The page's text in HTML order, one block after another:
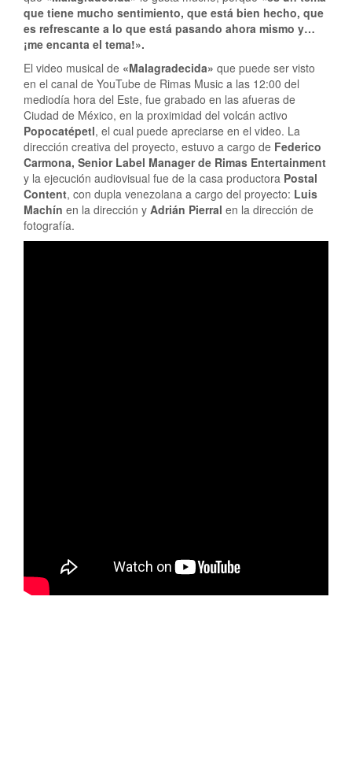
que tiene mucho sentimiento, que está bien hecho, que
es refrescante a lo que está pasando ahora mismo y…
¡me encanta el tema!».
El video musical de «Malagradecida» que puede ser visto
en el canal de YouTube de Rimas Music a las 12:00 del
mediodía hora del Este, fue grabado en las afueras de
Ciudad de México, en la proximidad del volcán activo
Popocatépetl, el cual puede apreciarse en el video. La
dirección creativa del proyecto, estuvo a cargo de Federico
Carmona, Senior Label Manager de Rimas Entertainment
y la ejecución audiovisual fue de la casa productora Postal
Content, con dupla venezolana a cargo del proyecto: Luis
Machín en la dirección y Adrián Pierral en la dirección de
fotografía.